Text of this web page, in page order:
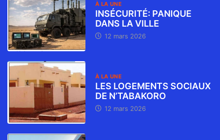
À LA UNE
INSÉCURITÉ: PANIQUE
DANS LA VILLE
12 mars 2026
À LA UNE
LES LOGEMENTS SOCIAUX
DE N’TABAKORO
12 mars 2026